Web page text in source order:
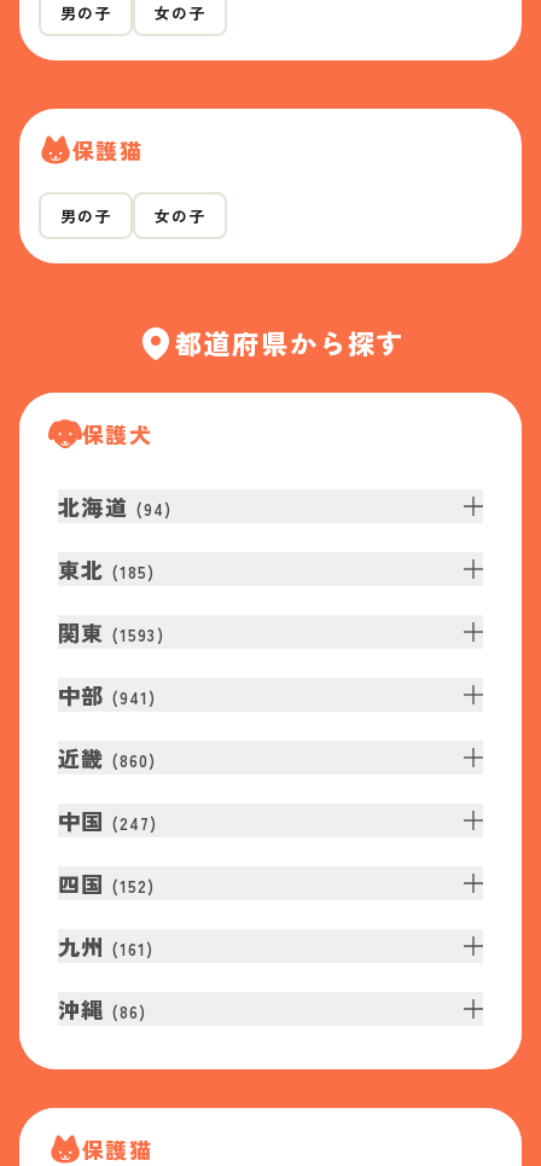
男の子 女の子
保護猫
男の子 女の子
都道府県から探す
保護犬
北海道 (94)
東北 (185)
関東 (1593 )
中部 (941 )
近畿 (860)
中国 (247)
四国 (152)
九州 (161 )
沖縄 (86)
保護猫